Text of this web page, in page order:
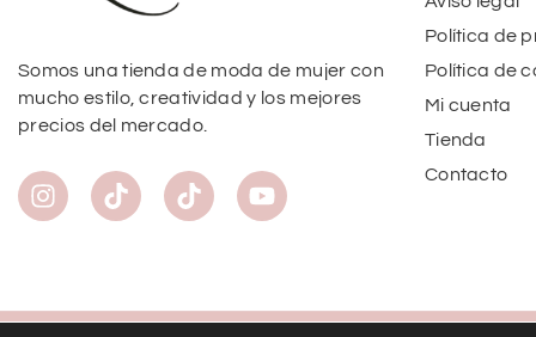
Somos una tienda de moda de mujer con
mucho estilo, creatividad y los mejores
precios del mercado.
Política de
Política de
Mi cuenta
Tienda
Contacto